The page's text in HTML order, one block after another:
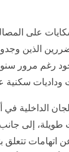
على
الذين
رغم مرور
سكنية
الداخلية في
طويلة، إلى
اتهامات تتعلق